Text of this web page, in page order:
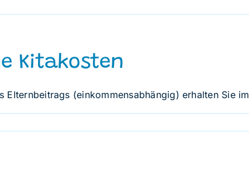
Kitakosten
(einkommensabhängig) erhalten Sie im